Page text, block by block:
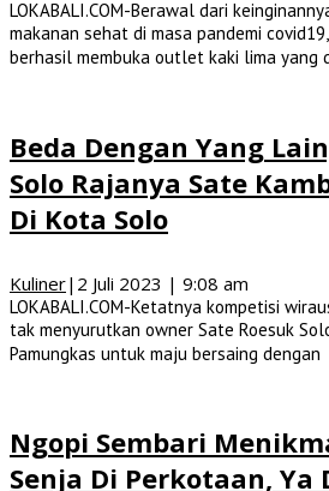
LOKABALI.COM-Berawal dari
makanan sehat di masa pandemi
berhasil membuka outlet kaki lima yang
Beda Dengan Yang
Solo Rajanya Sate
Di Kota Solo
Kuliner| 2 Juli 2023 | 9:08 am
LOKABALI.COM-Ketatnya kompetisi
tak menyurutkan owner Sate Roesuk
Pamungkas untuk maju bersaing dengan
Ngopi Sembari
Senja Di Perkotaan, Ya